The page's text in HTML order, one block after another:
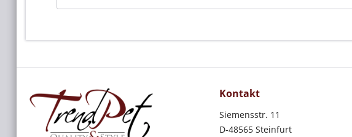
Kontakt
Siemensstr. 11
D-48565 Steinfurt